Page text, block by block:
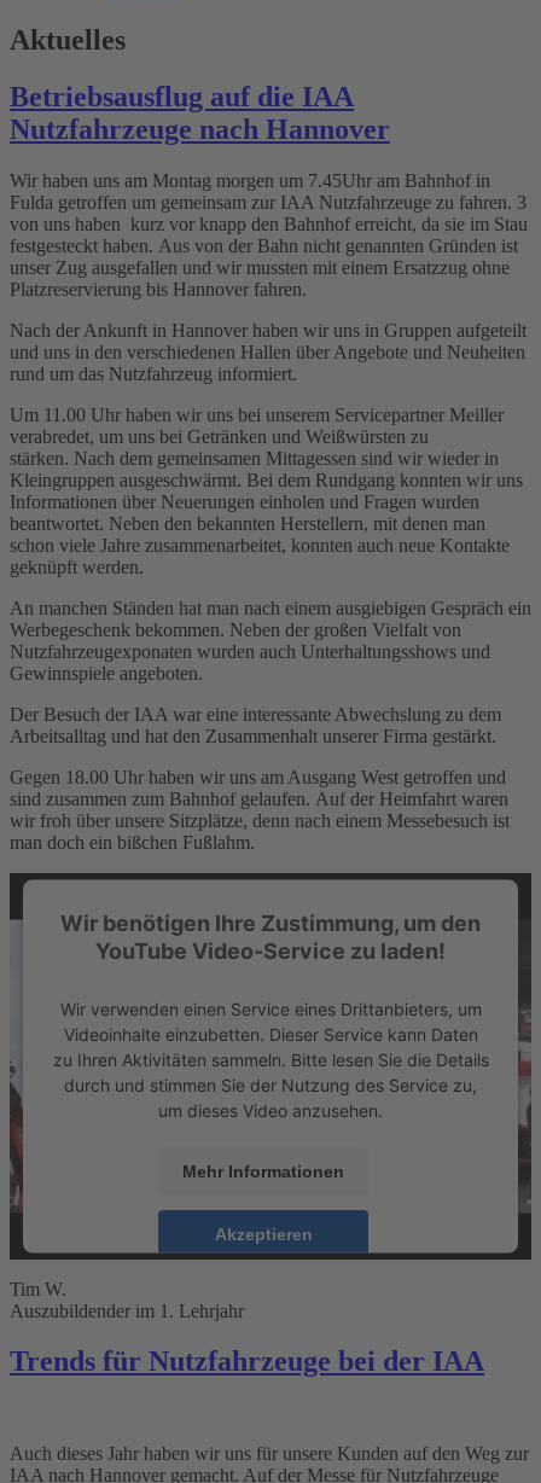
Aktuelles
Betriebsausflug auf die IAA
Nutzfahrzeuge nach Hannover
Wir haben uns am Montag morgen um 7.45Uhr am Bahnhof in
Fulda getroffen um gemeinsam zur IAA Nutzfahrzeuge zu fahren. 3
von uns haben kurz vor knapp den Bahnhof erreicht, da sie im Stau
festgesteckt haben. Aus von der Bahn nicht genannten Gründen ist
unser Zug ausgefallen und wir mussten mit einem Ersatzzug ohne
Platzreservierung bis Hannover fahren.
Nach der Ankunft in Hannover haben wir uns in Gruppen aufgeteilt
und uns in den verschiedenen Hallen über Angebote und Neuheiten
rund um das Nutzfahrzeug informiert.
Um 11.00 Uhr haben wir uns bei unserem Servicepartner Meiller
verabredet, um uns bei Getränken und Weißwürsten zu
stärken. Nach dem gemeinsamen Mittagessen sind wir wieder in
Kleingruppen ausgeschwärmt. Bei dem Rundgang konnten wir uns
Informationen über Neuerungen einholen und Fragen wurden
beantwortet. Neben den bekannten Herstellern, mit denen man
schon viele Jahre zusammenarbeitet, konnten auch neue Kontakte
geknüpft werden.
An manchen Ständen hat man nach einem ausgiebigen Gespräch ein
Werbegeschenk bekommen. Neben der großen Vielfalt von
Nutzfahrzeugexponaten wurden auch Unterhaltungsshows und
Gewinnspiele angeboten.
Der Besuch der IAA war eine interessante Abwechslung zu dem
Arbeitsalltag und hat den Zusammenhalt unserer Firma gestärkt.
Gegen 18.00 Uhr haben wir uns am Ausgang West getroffen und
sind zusammen zum Bahnhof gelaufen. Auf der Heimfahrt waren
wir froh über unsere Sitzplätze, denn nach einem Messebesuch ist
man doch ein bißchen Fußlahm.
Wir benötigen Ihre Zustimmung, um den
YouTube Video-Service zu laden!
Wir verwenden einen Service eines Drittanbieters, um
Videoinhalte einzubetten. Dieser Service kann Daten
zu Ihren Aktivitäten sammeln. Bitte lesen Sie die Details
durch und stimmen Sie der Nutzung des Service zu,
um dieses Video anzusehen.
Mehr Informationen
Akzeptieren
Platform
Tim W.
Auszubildender im 1. Lehrjahr
Trends für Nutzfahrzeuge bei der IAA
Auch dieses Jahr haben wir uns für unsere Kunden auf den Weg zur
IAA nach Hannover gemacht. Auf der Messe für Nutzfahrzeuge